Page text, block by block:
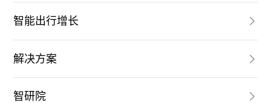
智能出行增长
解决方案
智研院